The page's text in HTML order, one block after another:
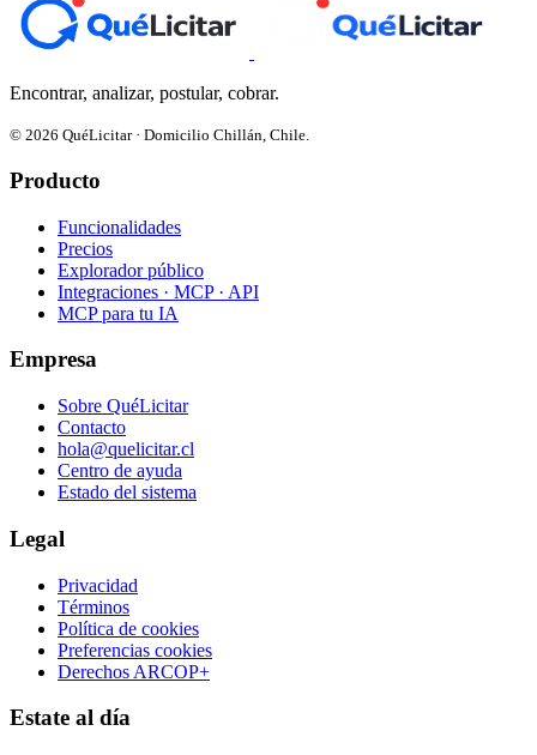
Encontrar, analizar, postular, cobrar.
© 2026 QuéLicitar · Domicilio Chillán, Chile.
Producto
Funcionalidades
Precios
Explorador público
Integraciones · MCP · API
MCP para tu IA
Empresa
Sobre QuéLicitar
Contacto
hola@quelicitar.cl
Centro de ayuda
Estado del sistema
Legal
Privacidad
Términos
Política de cookies
Preferencias cookies
Derechos ARCOP+
Estate al día